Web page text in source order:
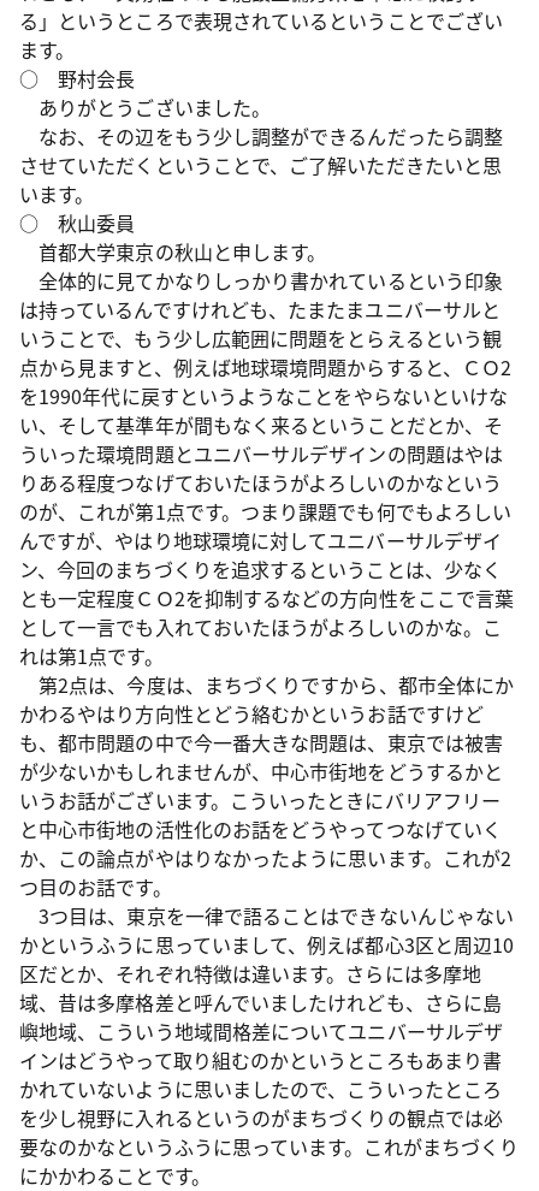
る」というところで表現されているということでござい
ます。
○ 野村会長
ありがとうございました。
なお、その辺をもう少し調整ができるんだったら調整
させていただくということで、ご了解いただきたいと思
います。
○ 秋山委員
首都大学東京の秋山と申します。
全体的に見てかなりしっかり書かれているという印象
は持っているんですけれども、たまたまユニバーサルと
いうことで、もう少し広範囲に問題をとらえるという観
点から見ますと、例えば地球環境問題からすると、ＣＯ2
を1990年代に戻すというようなことをやらないといけな
い、そして基準年が間もなく来るということだとか、そ
ういった環境問題とユニバーサルデザインの問題はやは
りある程度つなげておいたほうがよろしいのかなという
のが、これが第1点です。つまり課題でも何でもよろしい
んですが、やはり地球環境に対してユニバーサルデザイ
ン、今回のまちづくりを追求するということは、少なく
とも一定程度ＣＯ2を抑制するなどの方向性をここで言葉
として一言でも入れておいたほうがよろしいのかな。こ
れは第1点です。
第2点は、今度は、まちづくりですから、都市全体にか
かわるやはり方向性とどう絡むかというお話ですけど
も、都市問題の中で今一番大きな問題は、東京では被害
が少ないかもしれませんが、中心市街地をどうするかと
いうお話がございます。こういったときにバリアフリー
と中心市街地の活性化のお話をどうやってつなげていく
か、この論点がやはりなかったように思います。これが2
つ目のお話です。
3つ目は、東京を一律で語ることはできないんじゃない
かというふうに思っていまして、例えば都心3区と周辺10
区だとか、それぞれ特徴は違います。さらには多摩地
域、昔は多摩格差と呼んでいましたけれども、さらに島
嶼地域、こういう地域間格差についてユニバーサルデザ
インはどうやって取り組むのかというところもあまり書
かれていないように思いましたので、こういったところ
を少し視野に入れるというのがまちづくりの観点では必
要なのかなというふうに思っています。これがまちづくり
にかかわることです。